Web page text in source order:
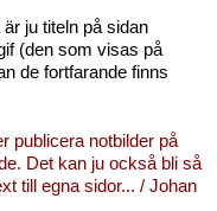
ju titeln på sidan
(den som visas på
de fortfarande finns
publicera notbilder på
Det kan ju också bli så
till egna sidor... / Johan